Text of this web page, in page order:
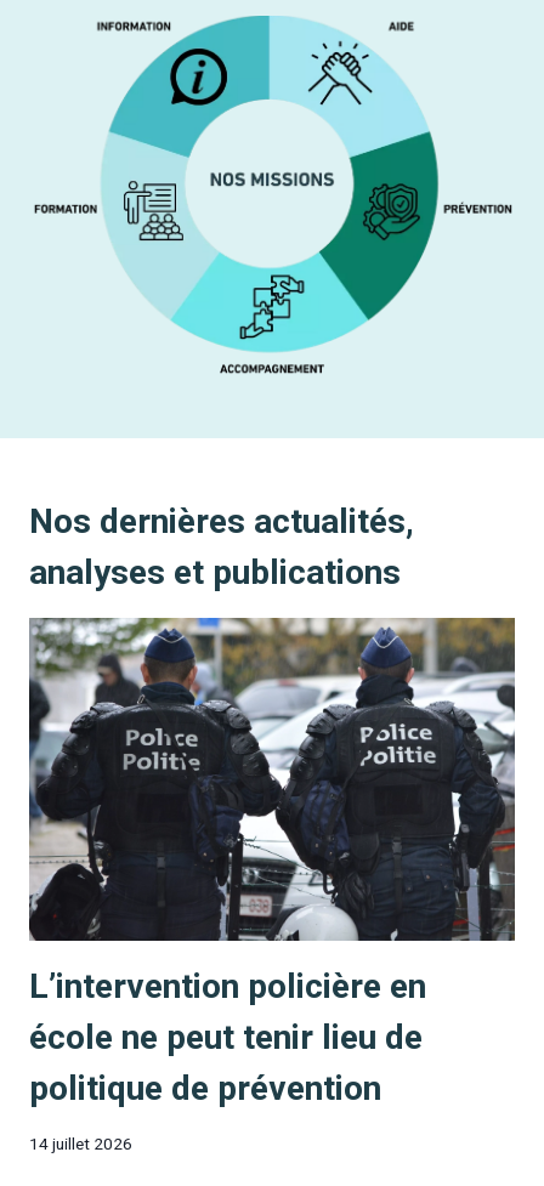
Nos dernières actualités,
analyses et publications
L’intervention policière en
école ne peut tenir lieu de
politique de prévention
14 juillet 2026